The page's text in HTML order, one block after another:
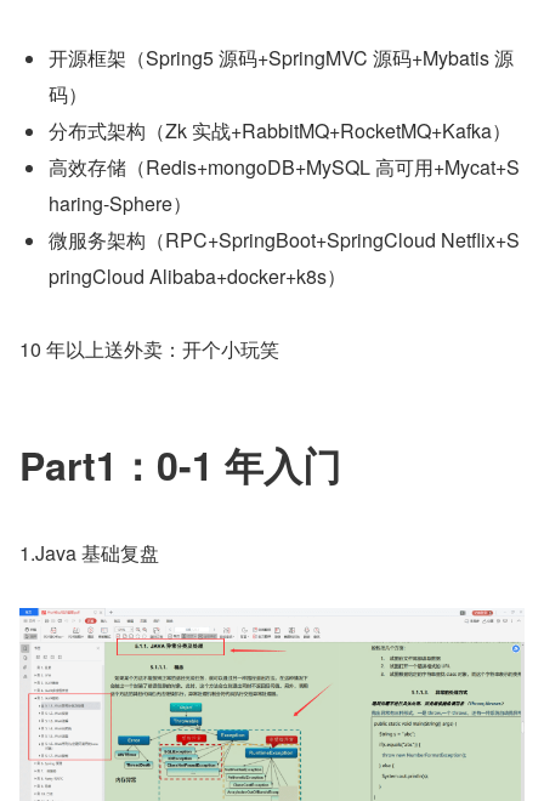
开源框架（Spring5 源码+SpringMVC 源码+Mybatis 源
码）
分布式架构（Zk 实战+RabbitMQ+RocketMQ+Kafka）
高效存储（Redis+mongoDB+MySQL 高可用+Mycat+S
haring-Sphere）
微服务架构（RPC+SpringBoot+SpringCloud Netflix+S
pringCloud Alibaba+docker+k8s）
10 年以上送外卖：开个小玩笑
Part1：0-1 年入门
1.Java 基础复盘